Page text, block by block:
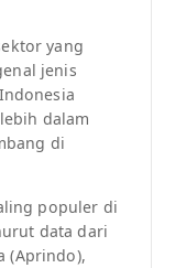
yang
jenis
dalam
di
populer di
data dari
(Aprindo),